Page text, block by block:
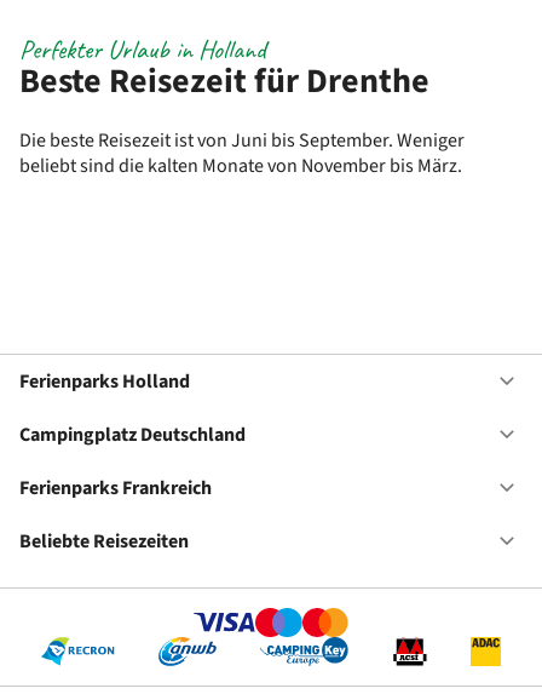
Beste Reisezeit für Drenthe
Perfekter Urlaub in Holland
Die beste Reisezeit ist von Juni bis September. Weniger
beliebt sind die kalten Monate von November bis März.
Ferienparks Holland
Campingplatz Deutschland
Ferienparks Frankreich
Beliebte Reisezeiten